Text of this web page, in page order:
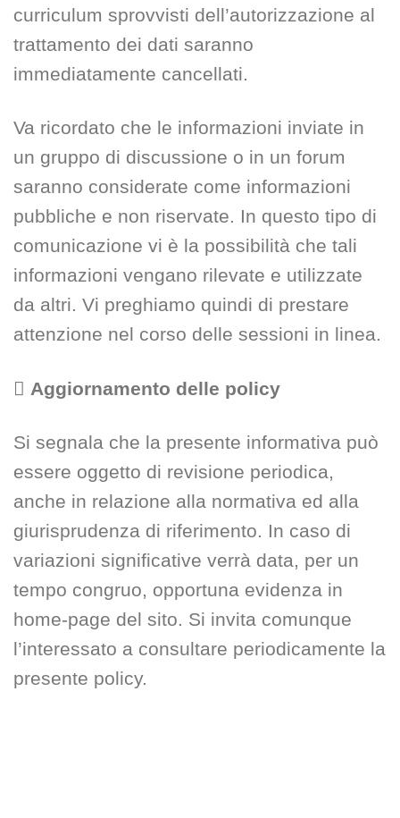
curriculum sprovvisti dell’autorizzazione al
trattamento dei dati saranno
immediatamente cancellati.
Va ricordato che le informazioni inviate in
un gruppo di discussione o in un forum
saranno considerate come informazioni
pubbliche e non riservate. In questo tipo di
comunicazione vi è la possibilità che tali
informazioni vengano rilevate e utilizzate
da altri. Vi preghiamo quindi di prestare
attenzione nel corso delle sessioni in linea.
 Aggiornamento delle policy
Si segnala che la presente informativa può
essere oggetto di revisione periodica,
anche in relazione alla normativa ed alla
giurisprudenza di riferimento. In caso di
variazioni significative verrà data, per un
tempo congruo, opportuna evidenza in
home-page del sito. Si invita comunque
l’interessato a consultare periodicamente la
presente policy.